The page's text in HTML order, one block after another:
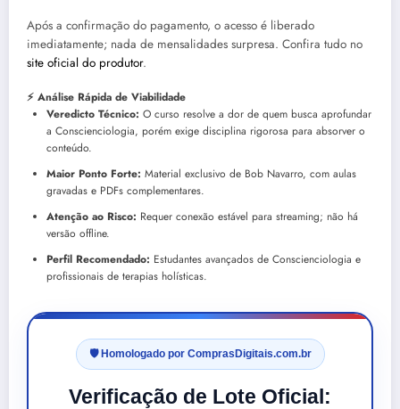
Após a confirmação do pagamento, o acesso é liberado
imediatamente; nada de mensalidades surpresa. Confira tudo no
site oficial do produtor.
⚡ Análise Rápida de Viabilidade
Veredicto Técnico: O curso resolve a dor de quem busca aprofundar
a Conscienciologia, porém exige disciplina rigorosa para absorver o
conteúdo.
Maior Ponto Forte: Material exclusivo de Bob Navarro, com aulas
gravadas e PDFs complementares.
Atenção ao Risco: Requer conexão estável para streaming; não há
versão offline.
Perfil Recomendado: Estudantes avançados de Conscienciologia e
profissionais de terapias holísticas.
🛡️ Homologado por ComprasDigitais.com.br
Verificação de Lote Oficial: